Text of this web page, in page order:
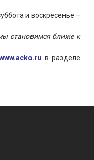
и воскресенье –
становимся ближе к
в разделе